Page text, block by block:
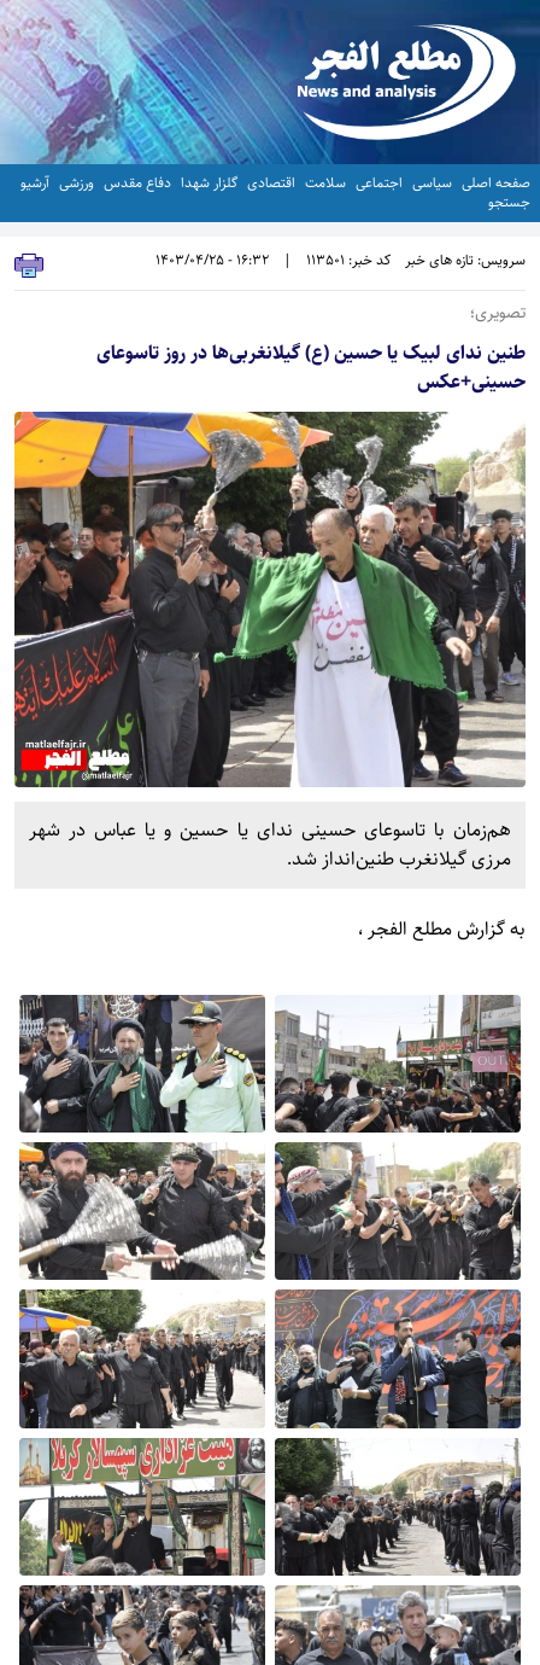
صفحه اصلی سیاسی اجتماعی سلامت اقتصادی گلزار شهدا دفاع مقدس ورزشی آرشیو
جستجو
سرویس: تازه های خبر کد خبر: 113501 |
16:32 - 1403/04/25
تصویری؛
طنین ندای لبیک یا حسین (ع) گیلانغربی‌ها در روز تاسوعای
حسینی+عکس
هم‌زمان با تاسوعای حسینی ندای یا حسین و یا عباس در شهر
مرزی گیلانغرب طنین‌انداز شد.
به گزارشمطلع الفجر ،